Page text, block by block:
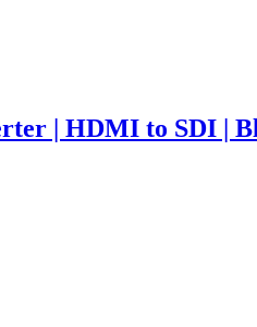
| HDMI to SDI |